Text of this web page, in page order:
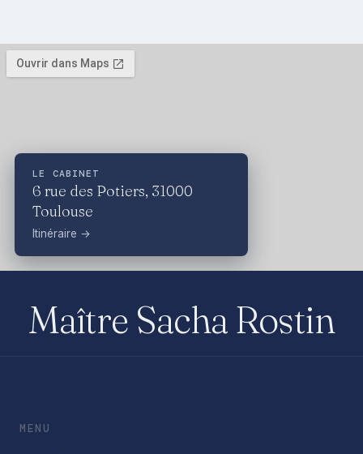
LE CABINET
6 rue des Potiers, 31000
Toulouse
Itinéraire →
Maître Sacha Rostin
MENU